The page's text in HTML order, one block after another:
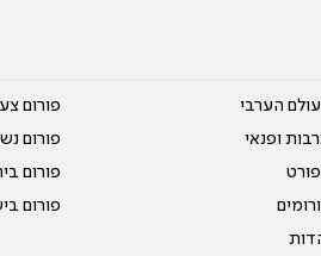
הערבי
ופנאי
פורום
פורום
פורום
פורום